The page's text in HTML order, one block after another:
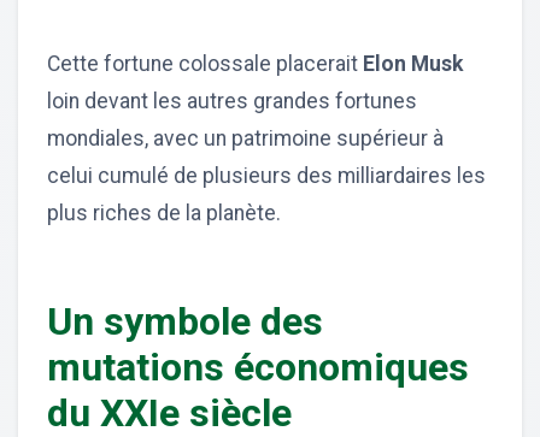
Cette fortune colossale placerait Elon Musk
loin devant les autres grandes fortunes
mondiales, avec un patrimoine supérieur à
celui cumulé de plusieurs des milliardaires les
plus riches de la planète.
Un symbole des
mutations économiques
du XXIe siècle